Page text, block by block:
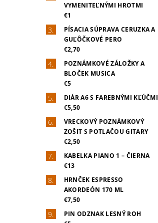
VYMENITEĽNÝMI HROTMI
€1
PÍSACIA SÚPRAVA CERUZKA A
GUĽÔČKOVÉ PERO
€2,70
POZNÁMKOVÉ ZÁLOŽKY A
BLOČEK MUSICA
€5
DIÁR A6 S FAREBNÝMI KĽÚČMI
€5,50
VRECKOVÝ POZNÁMKOVÝ
ZOŠIT S POTLAČOU GITARY
€2,50
KABELKA PIANO 1 – ČIERNA
€13
HRNČEK ESPRESSO
AKORDEÓN 170 ML
€7,50
PIN ODZNAK LESNÝ ROH